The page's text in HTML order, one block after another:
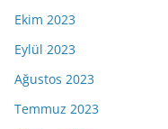
Ekim 2023
Eylül 2023
Ağustos 2023
Temmuz 2023